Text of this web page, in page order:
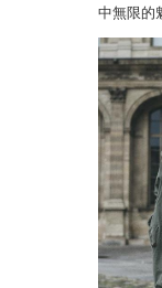
中無限的